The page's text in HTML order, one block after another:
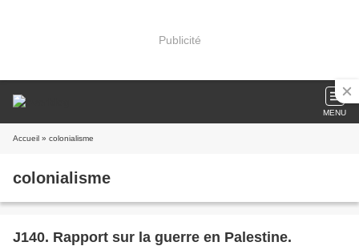
Publicité
MENU
Accueil » colonialisme
colonialisme
J140. Rapport sur la guerre en Palestine.